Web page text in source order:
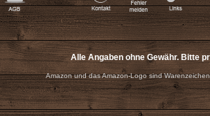
Alle Angaben ohne Gewähr. Bitte
Amazon und das Amazon-Logo sind